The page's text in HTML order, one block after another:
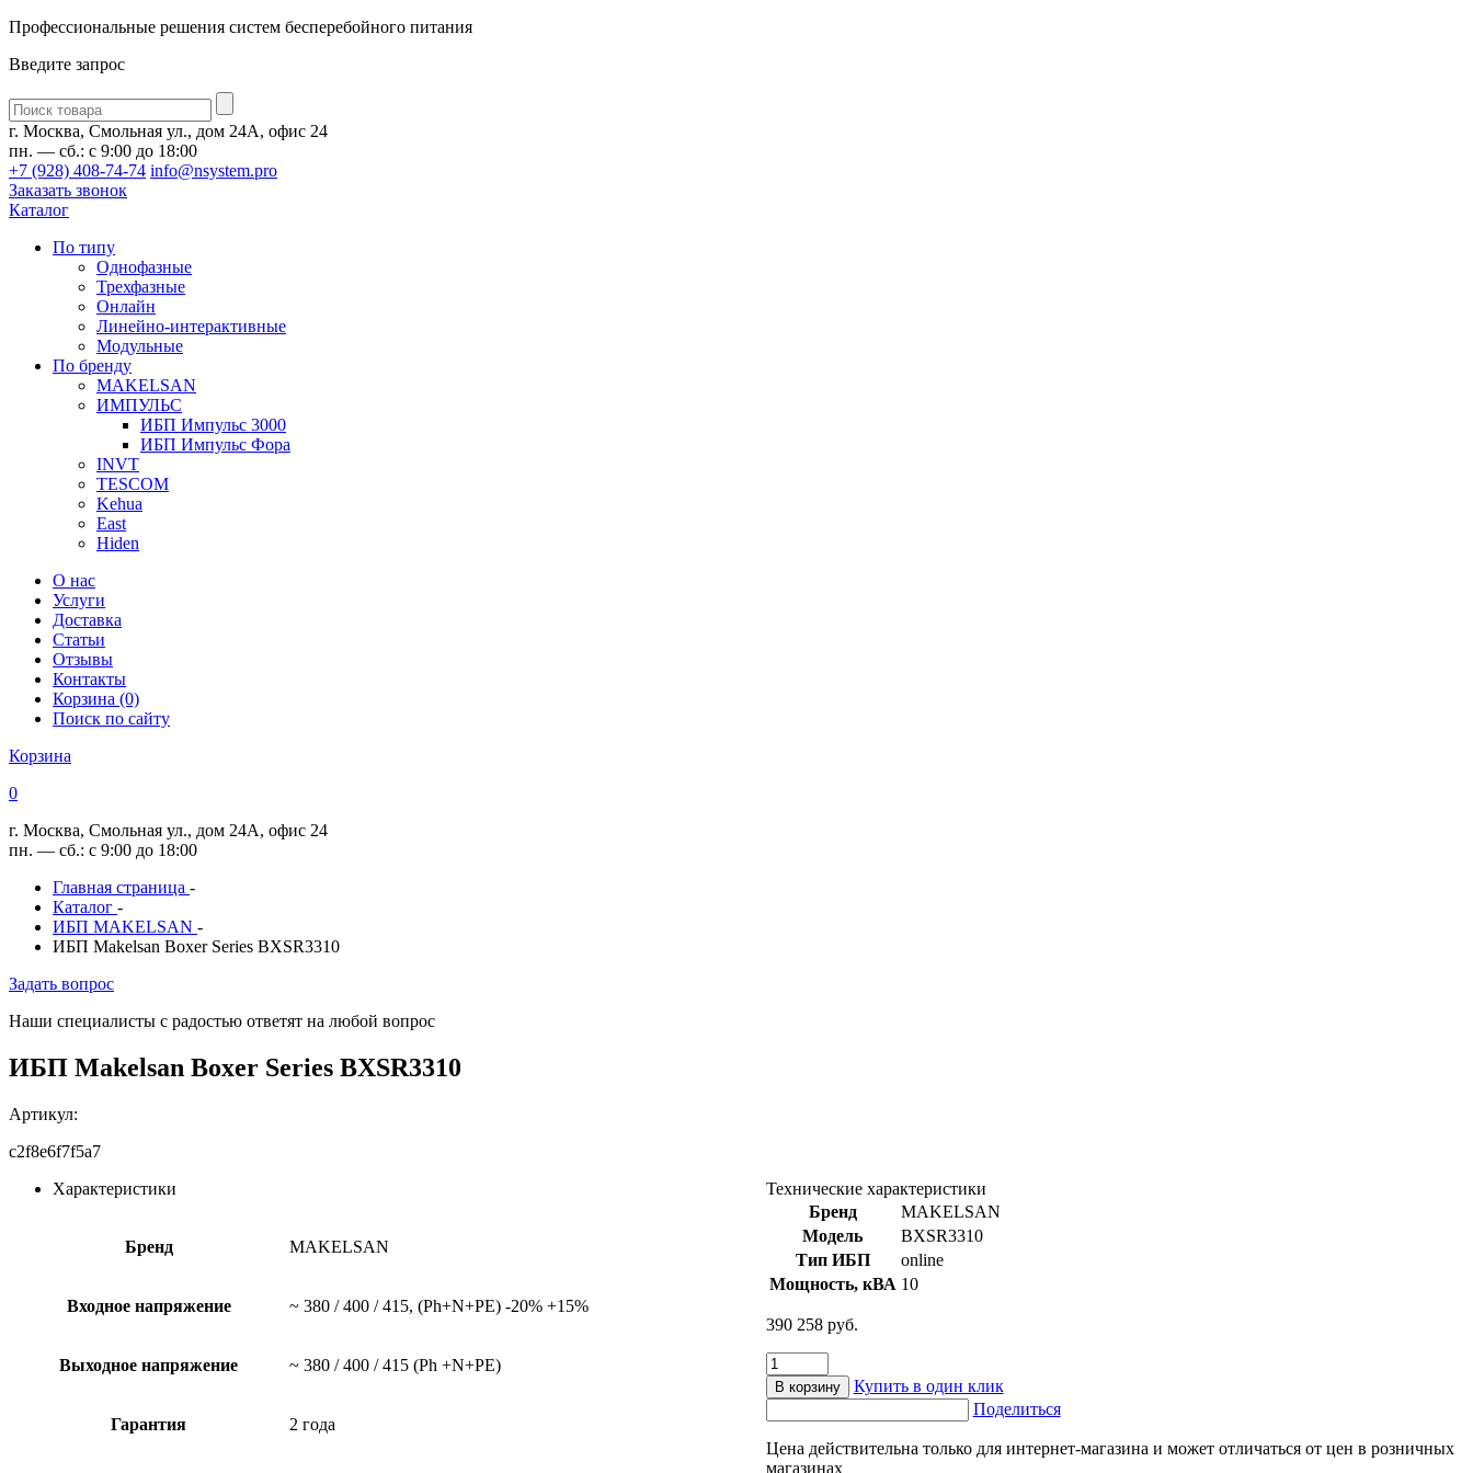
Профессиональные решения систем бесперебойного питания
Введите запрос
Введите
запрос
г. Москва, Смольная ул., дом 24А, офис 24
пн. — сб.: с 9:00 до 18:00
+7 (928) 408-74-74 info@nsystem.pro
Заказать звонок
Каталог
По типу
Однофазные
Трехфазные
Онлайн
Линейно-интерактивные
Модульные
По бренду
MAKELSAN
ИМПУЛЬС
ИБП Импульс 3000
ИБП Импульс Фора
INVT
TESCOM
Kehua
East
Hiden
О нас
Услуги
Доставка
Статьи
Отзывы
Контакты
Корзина (0)
Поиск по сайту
Корзина
0
г. Москва, Смольная ул., дом 24А, офис 24
пн. — сб.: с 9:00 до 18:00
Главная страница -
Каталог -
ИБП MAKELSAN -
ИБП Makelsan Boxer Series BXSR3310
Задать вопрос
Наши специалисты с радостью ответят на любой вопрос
ИБП Makelsan Boxer Series BXSR3310
Артикул:
c2f8e6f7f5a7
Технические характеристики
Бренд
MAKELSAN
Модель
BXSR3310
Тип ИБП
online
Мощность, кВА 10
390 258руб.
Количество
товара
ИБП
Makelsan
Boxer
Series
В корзину
Купить в один клик
Поделиться
Цена действительна только для интернет-магазина и может отличаться от цен в розничных
магазинах
Характеристики
Бренд MAKELSAN
Входное напряжение ~ 380 / 400 / 415, (Рh+N+PE) -20% +15%
Выходное напряжение ~ 380 / 400 / 415 (Ph +N+PE)
Гарантия 2 года